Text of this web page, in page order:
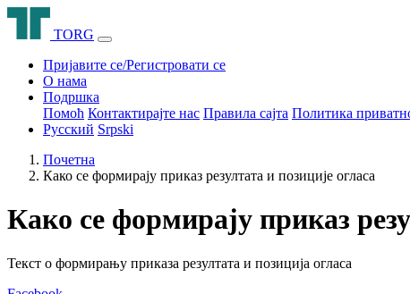
TORG
Пријавите се/Регистровати се
О нама
Подршка
Помоћ Контактирајте нас Правила сајта Политика
Русский Srpski
Почетна
Како се формирају приказ резултата и позиције огласа
Како се формирају приказ
Текст о формирању приказа резултата и позиција огласа